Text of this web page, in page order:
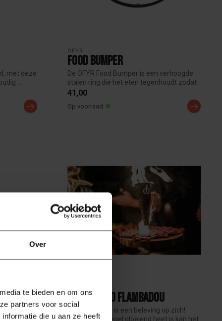
Over
te bieden en om ons
partners voor social
die u aan ze heeft
met deze
...
OFYR
Food bumper
De OFYR Food Bumper is een verhoogde
stalen ring die het eten tegenhoudt zodat
h...
41,00
Op voorraad
het grillen
Churrasco Flambadou
De Flambadou is een beleving op zich!
Wanneer de kegel gloeiend heet is kan het